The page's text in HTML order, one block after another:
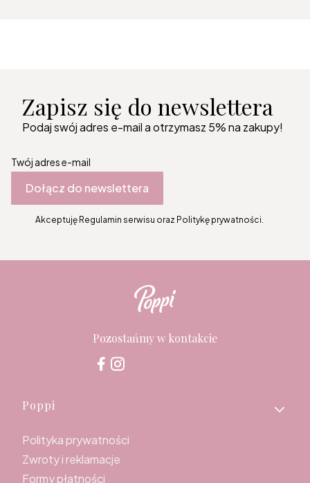
Zapisz się do newslettera
Podaj swój adres e-mail a otrzymasz 5% na zakupy!
Twój adres e-mail
Dołącz do newslettera
Akceptuję Regulamin serwisu oraz Politykę prywatności.
Pozostańmy w kontakcie
Linki w stopce
Poppi
Polityka prywatności
Zwroty i reklamacje
Formy płatności